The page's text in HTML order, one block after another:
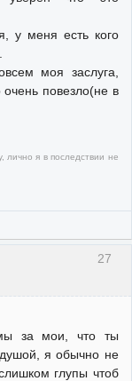
у меня есть кого
моя заслуга,
повезло(не в
лично я в последствии не
27
за мои, что ты
я обычно не
глупы чтоб